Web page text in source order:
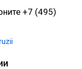
+7 (495)